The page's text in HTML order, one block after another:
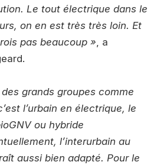
Le tout électrique dans le
on en est très très loin. Et
pas beaucoup », a
grands groupes comme
l’urbain en électrique, le
ou hybride
l’interurbain au
aussi bien adapté. Pour le